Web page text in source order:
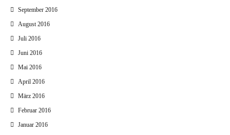
September 2016
August 2016
Juli 2016
Juni 2016
Mai 2016
April 2016
März 2016
Februar 2016
Januar 2016